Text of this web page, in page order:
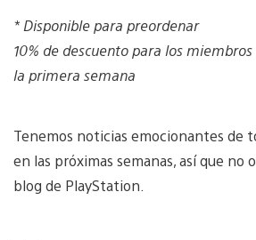
* Disponible para preordenar
10% de descuento para los
la primera semana
Tenemos noticias emocionantes de
en las próximas semanas, así que no
blog de PlayStation.